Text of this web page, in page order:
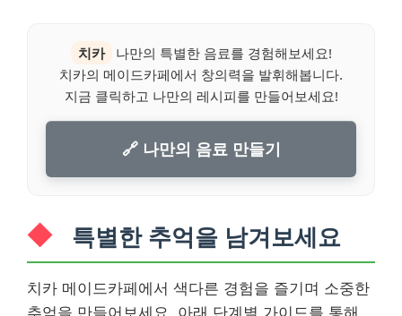
치카
나만의 특별한 음료를 경험해보세요!
치카의 메이드카페에서 창의력을 발휘해봅니다.
지금 클릭하고 나만의 레시피를 만들어보세요!
🔗 나만의 음료 만들기
특별한 추억을 남겨보세요
치카 메이드카페에서 색다른 경험을 즐기며 소중한
추억을 만들어보세요. 아래 단계별 가이드를 통해